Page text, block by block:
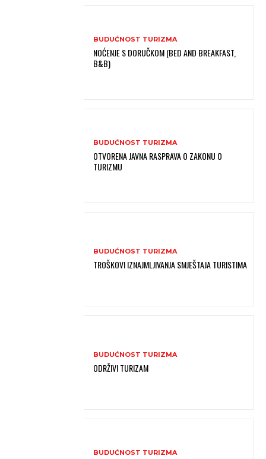
BUDUĆNOST TURIZMA
NOĆENJE S DORUČKOM (BED AND BREAKFAST,
B&B)
BUDUĆNOST TURIZMA
OTVORENA JAVNA RASPRAVA O ZAKONU O
TURIZMU
BUDUĆNOST TURIZMA
TROŠKOVI IZNAJMLJIVANJA SMJEŠTAJA TURISTIMA
BUDUĆNOST TURIZMA
ODRŽIVI TURIZAM
BUDUĆNOST TURIZMA